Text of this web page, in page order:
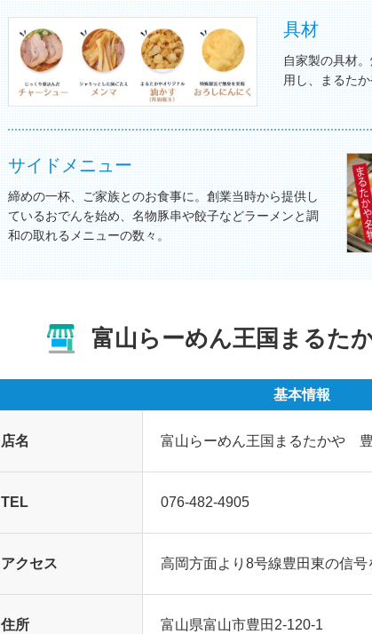
具材
自家製の具材
用し、まるた
サイドメニュー
締めの一杯、ご家族とのお食事に。創業当時から提供し
ているおでんを始め、名物豚串や餃子などラーメンと調
和の取れるメニューの数々。
富山らーめん王国まるた
基本情報
店名 富山らーめん王国まるたかや
TEL 076-482-4905
アクセス 高岡方面より8号線豊田東の信号
住所 富山県富山市豊田2-120-1